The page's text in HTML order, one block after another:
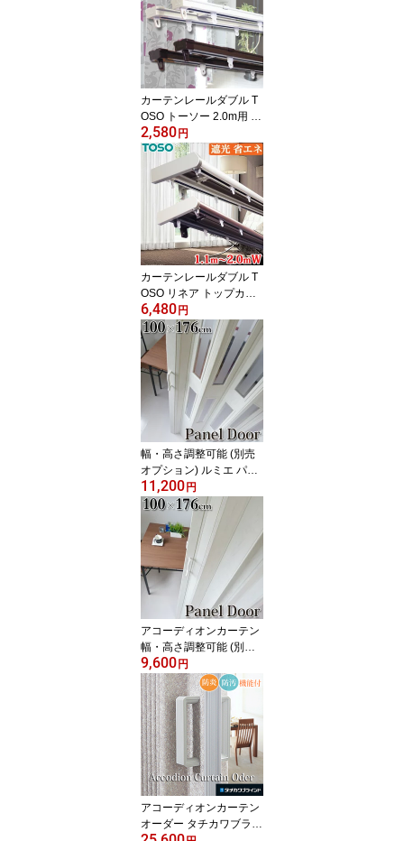
い定尺カーテンレール 長
さカット無料 正面付・天
井付選択可能
カーテンレールダブル T
OSO トーソー 2.0m用 カ
ーテンレール ダブル 伸
縮カーテンレール 1.1～
2.0mの範囲で伸縮 両開
き ホワイト・ブラウン
正面付ブラケット付 リー
ズナブル 角型伸縮
2,580 円
カーテンレールダブル T
OSO リネア トップカバ
ー 2.0mダブル 伸縮カー
テンレール 伸縮 カーテ
ンレール ダブル 木目調
1.2～2.0mの範囲で使用
可 トップカバー付 サイ
ドカバー付 カーテンリタ
ーン仕様可 日本製
6,480 円
幅・高さ調整可能 (別売
オプション) ルミエ パネ
ルドア アコーディオンカ
ーテン 窓付 【幅100cm×
高176cm】 間仕切り ア
コーディオンドア 【代引
11,200 円
アコーディオンカーテン
幅・高さ調整可能 (別売
オプション) ラビート 窓
無 パネルドア 【幅100c
m×高176cm】 間仕切り
アコーディオンドア アコ
ーディオンカーテン 【代
引不可】
9,600 円
アコーディオンカーテン
オーダー タチカワブライ